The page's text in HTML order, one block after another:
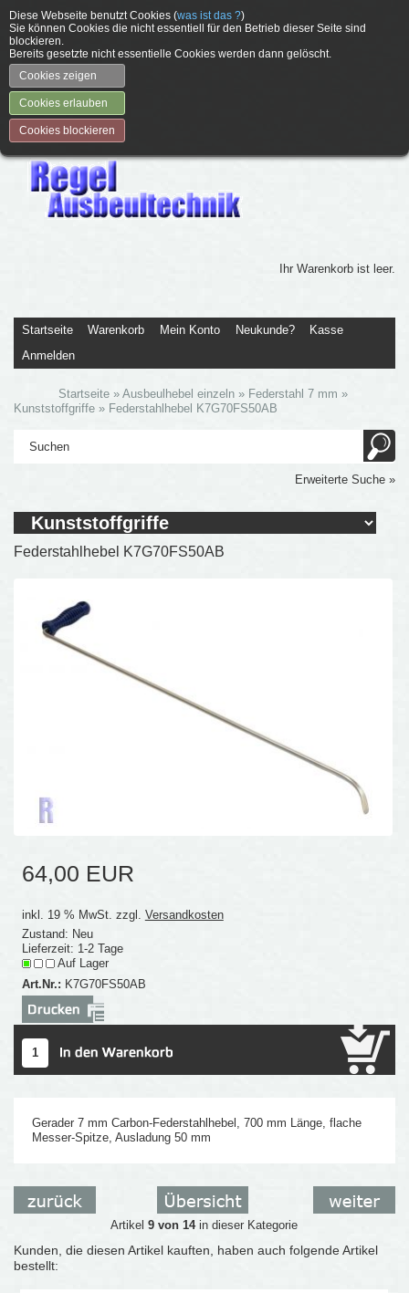
Diese Webseite benutzt Cookies (was ist das ?)
Sie können Cookies die nicht essentiell für den Betrieb dieser Seite sind
blockieren.
Bereits gesetzte nicht essentielle Cookies werden dann gelöscht.
Cookies zeigen
Cookies erlauben
Cookies blockieren
Ihr Warenkorb ist leer.
Startseite Warenkorb Mein Konto Neukunde?
Kasse
Anmelden
Startseite »Ausbeulhebel einzeln » Federstahl 7 mm »
Kunststoffgriffe » Federstahlhebel K7G70FS50AB
Erweiterte Suche »
Federstahlhebel K7G70FS50AB
64,00 EUR
inkl. 19 % MwSt. zzgl. Versandkosten
Zustand: Neu
Lieferzeit: 1-2 Tage
Auf Lager
Art.Nr.: K7G70FS50AB
Gerader 7 mm Carbon-Federstahlhebel, 700 mm Länge, flache
Messer-Spitze, Ausladung 50 mm
Artikel9 von 14in dieser Kategorie
Kunden, die diesen Artikel kauften, haben auch folgende Artikel
bestellt: